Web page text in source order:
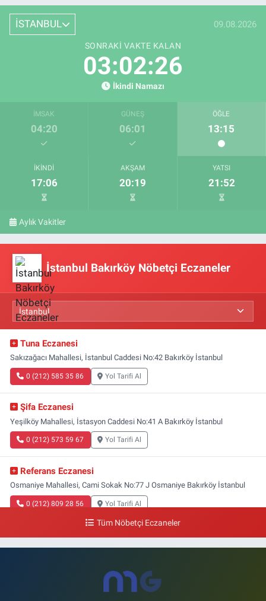
İSTANBUL 09.08.2026
SONRAKI VAKTE KALAN
03:02:25
İkindi Namazı
İMSAK
04:20
GÜNEŞ
06:01
ÖĞLE
13:15
İKINDI
17:06
AKŞAM
20:19
YATSI
21:52
Aylık Vakitler
İstanbul Bakırköy Nöbetçi Eczaneler
Tuna Eczanesi
Sakızağacı Mahallesi, İstanbul Caddesi No:42 Bakırköy İstanbul
0 (212) 585 35 86 Yol Tarifi Al
Şifa Eczanesi
Yeşilköy Mahallesi, İstasyon Caddesi No:41 A Bakırköy İstanbul
0 (212) 573 59 67 Yol Tarifi Al
Referans Eczanesi
Osmaniye Mahallesi, Cami Sokak No:77 J Osmaniye Bakırköy İstanbul
0 (212) 809 28 56 Yol Tarifi Al
Tüm Nöbetçi Eczaneler